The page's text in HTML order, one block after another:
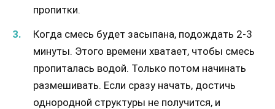
пропитки.
Когда смесь будет засыпана, подождать 2-3
минуты. Этого времени хватает, чтобы смесь
пропиталась водой. Только потом начинать
размешивать. Если сразу начать, достичь
однородной структуры не получится, и